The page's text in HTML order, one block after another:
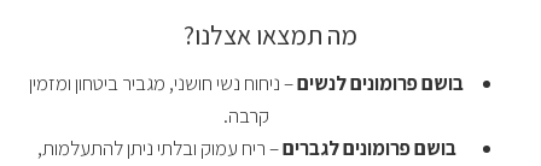
מה תמצאו אצלנו?
בושם פרומונים לנשים– ניחוח נשי חושני, מגביר ביטחון ומזמין
קרבה.
בושם פרומונים לגברים– ריח עמוק ובלתי ניתן להתעלמות,